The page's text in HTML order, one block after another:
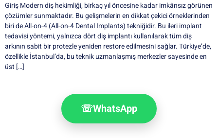
Giriş Modern diş hekimliği, birkaç yıl öncesine kadar imkânsız görünen
çözümler sunmaktadır. Bu gelişmelerin en dikkat çekici örneklerinden
biri de All-on-4 (All-on-4 Dental Implants) tekniğidir. Bu ileri implant
tedavisi yöntemi, yalnızca dört diş implantı kullanılarak tüm diş
arkının sabit bir protezle yeniden restore edilmesini sağlar. Türkiye’de,
özellikle İstanbul’da, bu teknik uzmanlaşmış merkezler sayesinde en
üst […]
☏WhatsApp